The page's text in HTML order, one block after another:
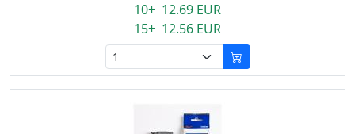
10+ 12.69 EUR
15+ 12.56 EUR